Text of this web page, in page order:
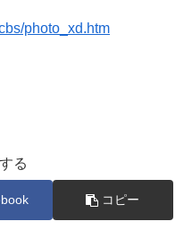
photo_xd.htm
る
コピー